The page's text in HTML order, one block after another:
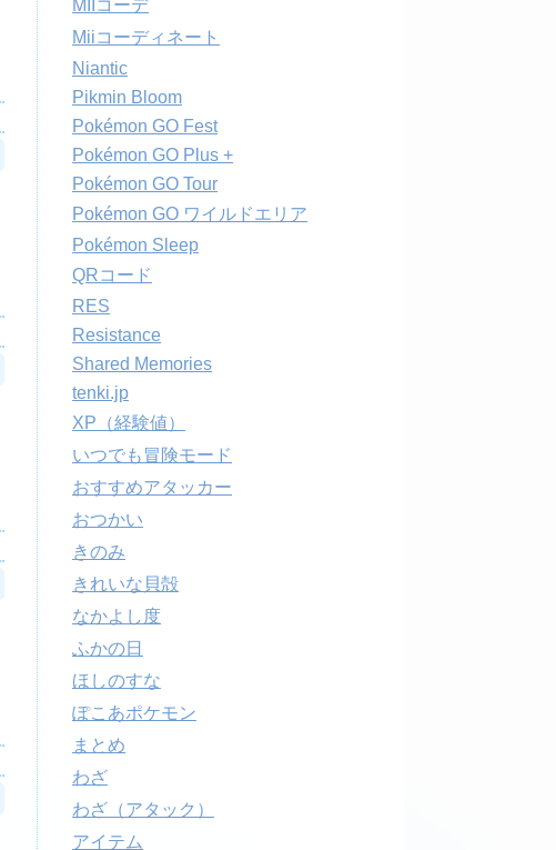
MIIコーデ
Miiコーディネート
Niantic
Pikmin Bloom
Pokémon GO Fest
Pokémon GO Plus +
Pokémon GO Tour
Pokémon GO ワイルドエリア
Pokémon Sleep
QRコード
RES
Resistance
Shared Memories
tenki.jp
XP（経験値）
いつでも冒険モード
おすすめアタッカー
おつかい
きのみ
きれいな貝殻
なかよし度
ふかの日
ほしのすな
ぽこあポケモン
まとめ
わざ
わざ（アタック）
アイテム